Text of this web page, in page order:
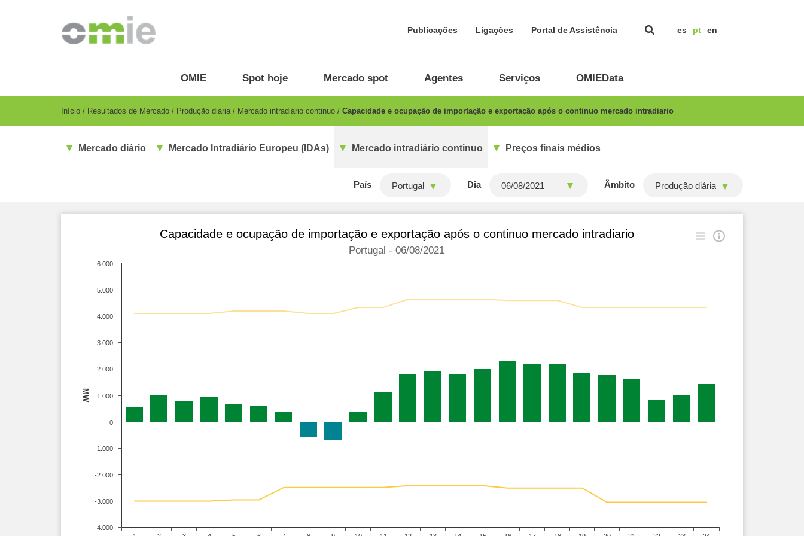
Publicações Ligações Portal de Assistência es pt en
PT
OMIE Spot hoje Mercado spot Agentes Serviços OMIEData
Breadcrumb
Início Resultados de Mercado Produção diária Mercado intradiário continuo Capacidade e ocupação de importação e exportação após o continuo mercado intradiario
Mercado diário Mercado Intradiário Europeu (IDAs) Mercado intradiário continuo Preços finais médios
País Portugal Dia Âmbito Produção diária
MW
Capacidade e ocupação de importação e exportação após o continuo mercado intradiario
Portugal - 06/08/2021
-4.000
-3.000
-2.000
-1.000
0
1.000
2.000
3.000
4.000
5.000
6.000